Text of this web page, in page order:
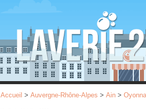
Accueil > Auvergne-Rhône-Alpes > Ain >